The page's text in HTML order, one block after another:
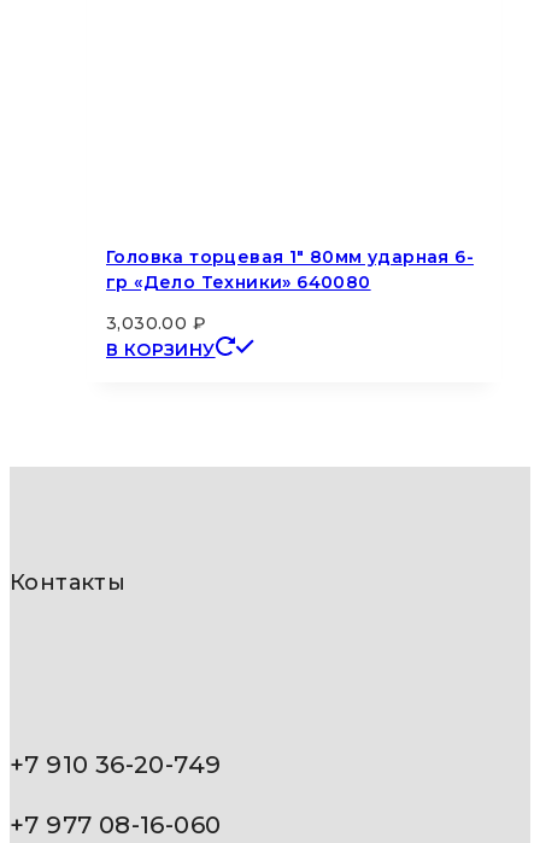
Головка торцевая 1″ 80мм ударная 6-
гр «Дело Техники» 640080
3,030.00 ₽
В КОРЗИНУ
Контакты
+7 910 36-20-749
+7 977 08-16-060